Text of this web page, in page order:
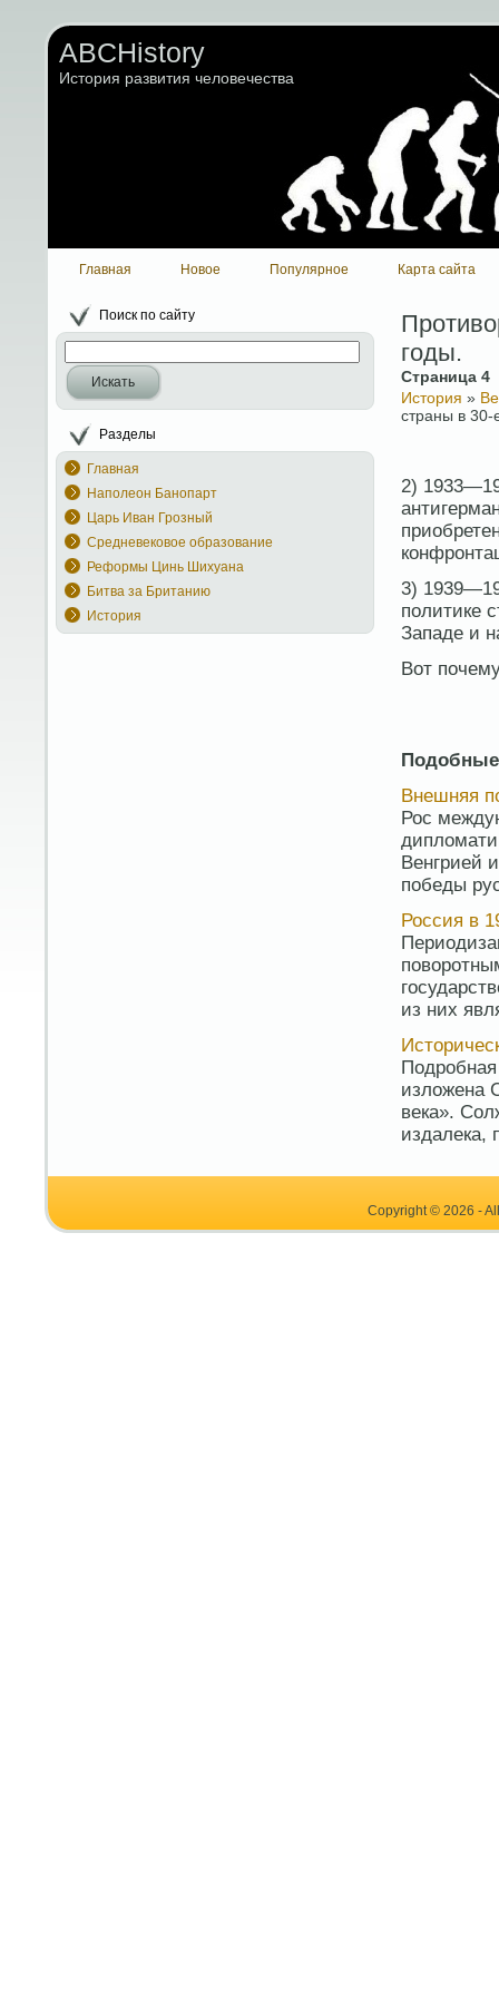
ABCHistory
История развития человечества
Главная Новое Популярное Карта сайта
Поиск по сайту
Искать
Разделы
Главная
Наполеон Банопарт
Царь Иван Грозный
Средневековое образование
Реформы Цинь Шихуана
Битва за Британию
История
годы.
Страница 4
История »
страны в 30-
2)
3)
политике
Западе и
Вот
Внешняя
Рос
Венгрией
победы
Россия в
из них
изложена
века».
издалека,
Copyright © 2026 -